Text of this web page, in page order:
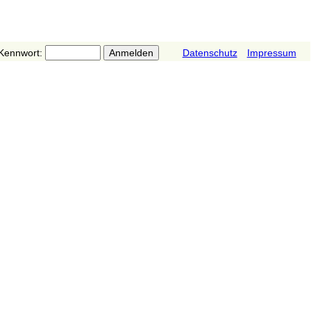
Datenschutz Impressum